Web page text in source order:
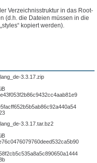
Verzeichnisstruktur in das Root-
(d.h. die Dateien müssen in die
kopiert werden).
3.3.17.zip
3.3.17.tar.bz2